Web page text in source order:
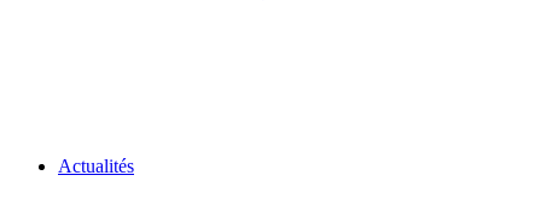
Actualités